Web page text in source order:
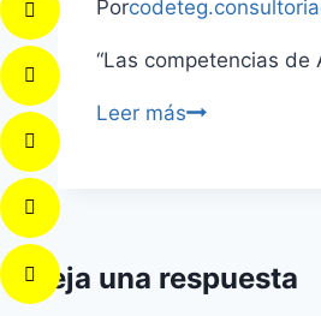
Por
“Las competencias
Leer más
Deja una respuesta